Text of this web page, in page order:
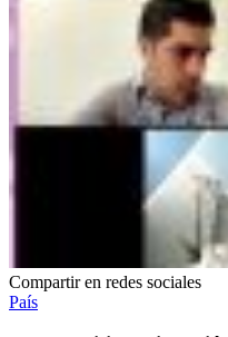
Compartir en redes sociales
País